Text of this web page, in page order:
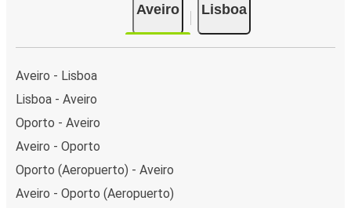
Aveiro Lisboa
Aveiro - Lisboa
Lisboa - Aveiro
Oporto - Aveiro
Aveiro - Oporto
Oporto (Aeropuerto) - Aveiro
Aveiro - Oporto (Aeropuerto)